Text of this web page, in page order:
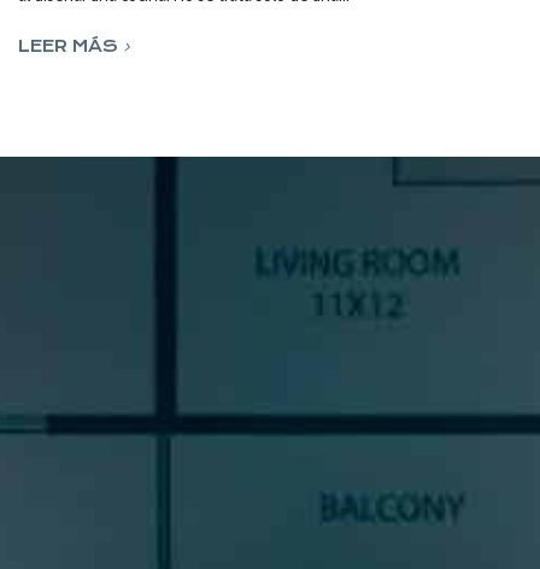
LEER MÁS
SUSCRÍBETE A NUESTRA
NEWSLETTER
prometemos enviarte contenido de mucho valor.